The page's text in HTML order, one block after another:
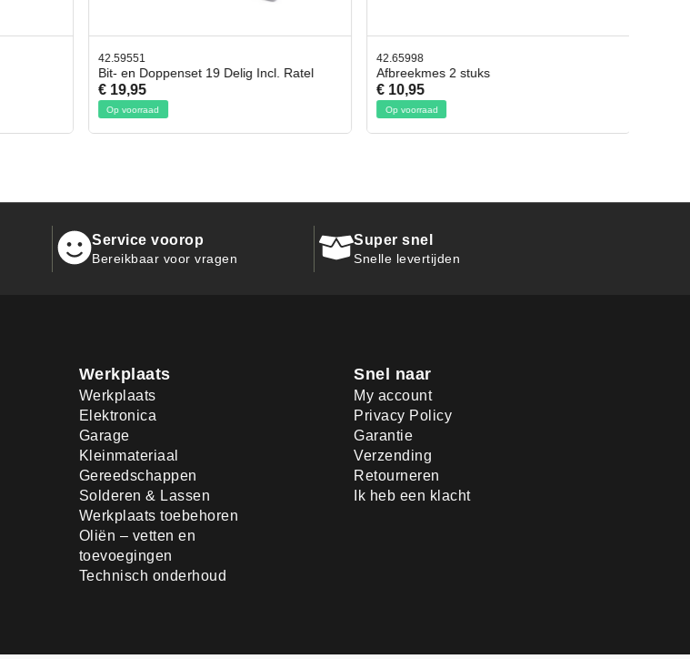
42.59551
Bit- en Doppenset 19 Delig Incl. Ratel
€ 19,95
Op voorraad
42.65998
Afbreekmes 2 stuks
€ 10,95
Op voorraad
Service voorop
Bereikbaar voor vragen
Super snel
Snelle levertijden
Werkplaats
Werkplaats
Elektronica
Garage
Kleinmateriaal
Gereedschappen
Solderen & Lassen
Werkplaats toebehoren
Oliën – vetten en
toevoegingen
Technisch onderhoud
Snel naar
My account
Privacy Policy
Garantie
Verzending
Retourneren
Ik heb een klacht